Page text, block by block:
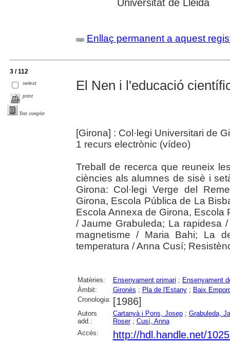
Universitat de Lleida
Enllaç permanent a aquest
3 / 112
select
print
Text complet
El Nen i l'educació
[Girona] : Col·legi Universitari de
1 recurs electrònic (vídeo)
Treball de recerca que reuneix
ciències als alumnes de sisè i
Girona: Col·legi Verge del
Girona, Escola Pública de La
Escola Annexa de Girona, Escola
/ Jaume Grabuleda; La rapidesa
magnetisme / Maria Bahi; La
temperatura / Anna Cusí;
Matèries: Ensenyament primari ; Ensenyament
Àmbit:
Gironès ; Pla de l'Estany; Baix
Cronologia: [1986]
Autors
add.:
Cartanyà i Pons, Josep; Grabuleda,
Roser; Cusí, Anna
Accés:
http://hdl.handle.net/